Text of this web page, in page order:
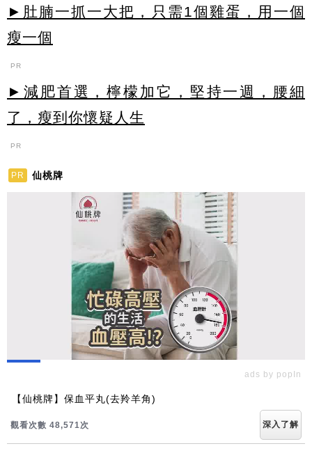
►肚腩一抓一大把，只需1個雞蛋，用一個
瘦一個
PR
►減肥首選，檸檬加它，堅持一週，腰細
了，瘦到你懷疑人生
PR
PR 仙桃牌
ads by popIn
【仙桃牌】保血平丸(去羚羊角)
觀看次數 48,571次 深入了解